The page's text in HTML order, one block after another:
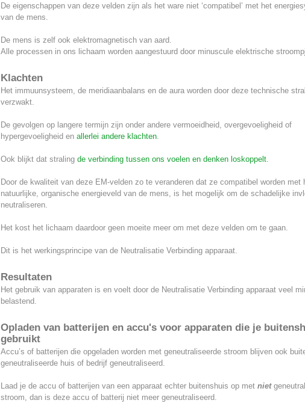
De eigenschappen van deze velden zijn als het ware niet ‘compatibel’ met het
van de mens.
De mens is zelf ook elektromagnetisch van aard.
Alle processen in ons lichaam worden aangestuurd door minuscule elektrische
Klachten
Het immuunsysteem, de meridiaanbalans en de aura worden door deze technische
verzwakt.
De gevolgen op langere termijn zijn onder andere vermoeidheid, overgevoeligheid of
hypergevoeligheid en allerlei andere klachten.
Ook blijkt dat straling de verbinding tussen ons voelen en denken loskoppelt.
Door de kwaliteit van deze EM-velden zo te veranderen dat ze compatibel worden met
natuurlijke, organische energieveld van de mens, is het mogelijk om de schadelijke
neutraliseren.
Het kost het lichaam daardoor geen moeite meer om met deze velden om te gaan.
Dit is het werkingsprincipe van de Neutralisatie Verbinding apparaat.
Resultaten
Het gebruik van apparaten is en voelt door de Neutralisatie Verbinding apparaat veel
belastend.
Opladen van batterijen en accu's voor apparaten die je
gebruikt
Accu’s of batterijen die opgeladen worden met geneutraliseerde stroom blijven ook
geneutraliseerde huis of bedrijf geneutraliseerd.
Laad je de accu of batterijen van een apparaat echter buitenshuis op met niet
stroom, dan is deze accu of batterij niet meer geneutraliseerd.